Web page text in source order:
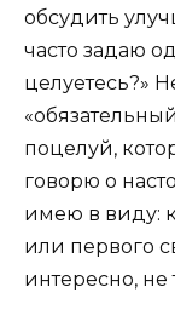
обсудить
часто задаю
целуетесь?»
поцелуй,
говорю о
имею в виду:
или первого
интересно, не